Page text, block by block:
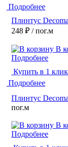
Подробнее
Плинтус
248 ₽ / пог.м
В
Подробнее
Купить в 1 клик
Подробнее
Плинтус
пог.м
В
Подробнее